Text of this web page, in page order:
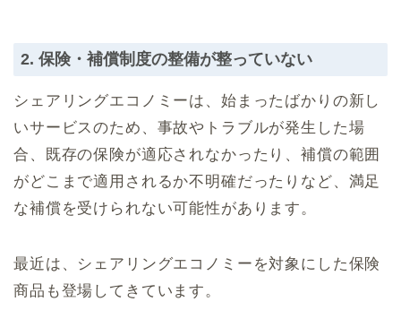
2. 保険・補償制度の整備が整っていない
シェアリングエコノミーは、始まったばかりの新し
いサービスのため、事故やトラブルが発生した場
合、既存の保険が適応されなかったり、補償の範囲
がどこまで適用されるか不明確だったりなど、満足
な補償を受けられない可能性があります。
最近は、シェアリングエコノミーを対象にした保険
商品も登場してきています。